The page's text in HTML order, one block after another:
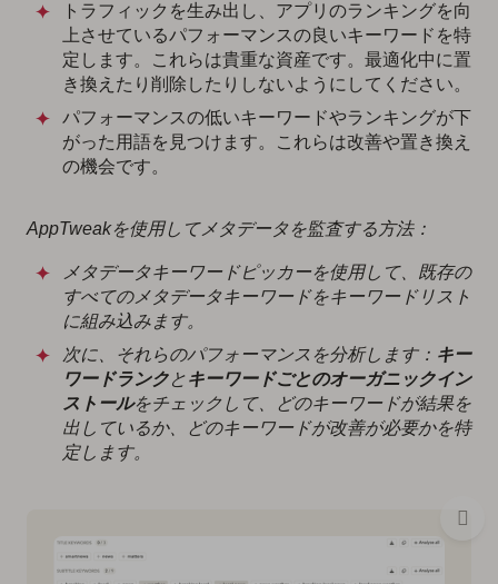
トラフィックを生み出し、アプリのランキングを向
上させているパフォーマンスの良いキーワードを特
定します。これらは貴重な資産です。最適化中に置
き換えたり削除したりしないようにしてください。
パフォーマンスの低いキーワードやランキングが下
がった用語を見つけます。これらは改善や置き換え
の機会です。
AppTweakを使用してメタデータを監査する方法：
メタデータキーワードピッカーを使用して、既存の
すべてのメタデータキーワードをキーワードリスト
に組み込みます。
次に、それらのパフォーマンスを分析します： キー
ワードランクとキーワードごとのオーガニックイン
ストールをチェックして、どのキーワードが結果を
出しているか、どのキーワードが改善が必要かを特
定します。